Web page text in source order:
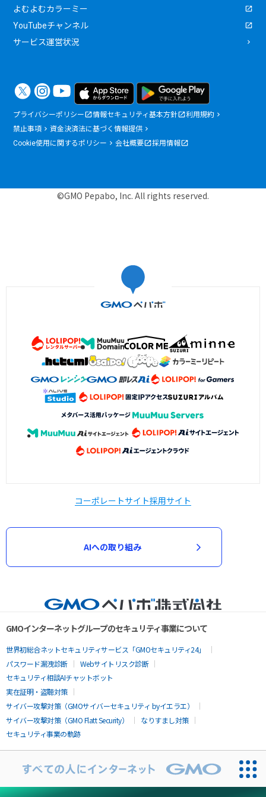
よむよむカラーミー
YouTubeチャンネル
サービス運営状況
プライバシーポリシー 情報セキュリティ基本方針
利用規約
禁止事項
資金決済法に基づく情報提供
Cookie使用に関するポリシー
会社概要 採用情報
©GMO Pepabo, Inc. All rights reserved.
コーポレートサイト採用サイト
AIへの取り組み
GMOインターネットグループのセキュリティ事業について
世界初総合ネットセキュリティサービス「GMOセキュリティ24」
パスワード漏洩診断
Webサイトリスク診断
セキュリティ相談AIチャットボット
実在証明・盗聴対策
サイバー攻撃対策（GMOサイバーセキュリティ byイエラエ）
サイバー攻撃対策（GMO Flatt Security）
なりすまし対策
セキュリティ事業の軌跡